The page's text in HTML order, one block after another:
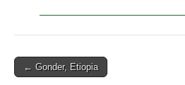
Post navigation
← Gonder, Etiopia